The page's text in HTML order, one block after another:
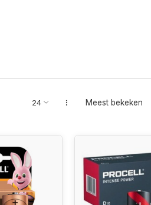
Meest bekeken